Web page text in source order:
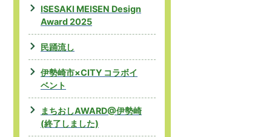
ISESAKI MEISEN Design
Award 2025
民踊流し
伊勢崎市×CITY コラボイ
ベント
まちおしAWARD@伊勢崎
(終了しました)